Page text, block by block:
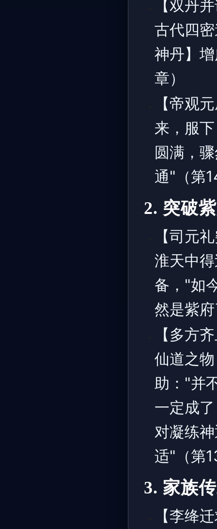
【双丹
古代四
神丹】
章）
【帝观
来，服
圆满，
通"（第
2. 突破
【司元
淮天中
备，"如
然是紫
【多方
仙道之
助："并
一定成
对凝练
适"（第
3. 家族
【李绛